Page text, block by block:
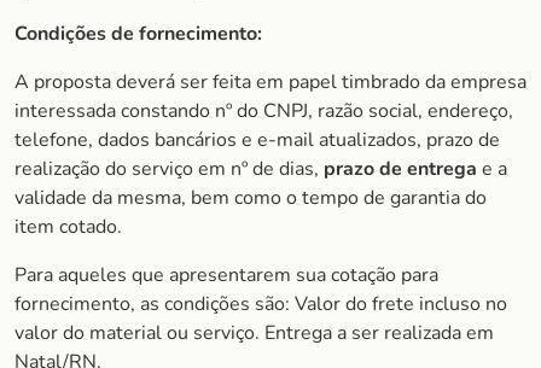
Condições de fornecimento:
A proposta deverá ser feita em papel timbrado da empresa
interessada constando nº do CNPJ, razão social, endereço,
telefone, dados bancários e e-mail atualizados, prazo de
realização do serviço em nº de dias, prazo de entrega e a
validade da mesma, bem como o tempo de garantia do
item cotado.
Para aqueles que apresentarem sua cotação para
fornecimento, as condições são: Valor do frete incluso no
valor do material ou serviço. Entrega a ser realizada em
Natal/RN.